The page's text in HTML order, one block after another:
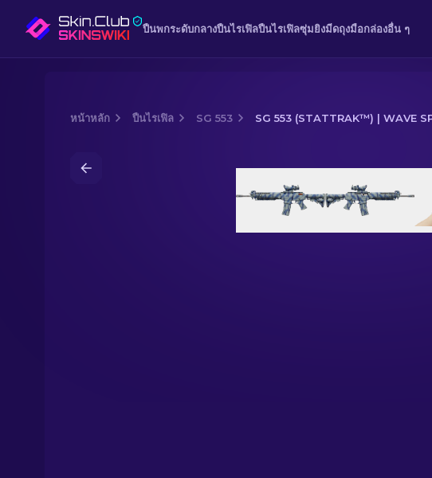
ปืนพกระดับกลางปืนไรเฟิลปืนไรเฟิลซุ่มยิงมีดถุงมือกล่องอื่น ๆ
หน้าหลัก ปืนไรเฟิล SG 553 SG 553 (STATTRAK™) | WAVE
SG 553 (StatTrak™) | Wave Spray (ผ่านก